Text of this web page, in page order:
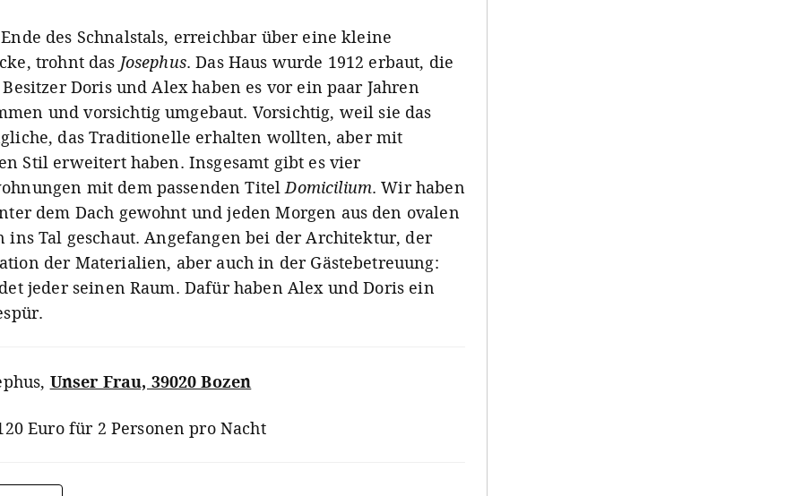
des Schnalstals, erreichbar über eine kleine
trohnt das Josephus. Das Haus wurde 1912 erbaut, die
Doris und Alex haben es vor ein paar Jahren
und vorsichtig umgebaut. Vorsichtig, weil sie das
das Traditionelle erhalten wollten, aber mit
Stil erweitert haben. Insgesamt gibt es vier
mit dem passenden TitelDomicilium. Wir haben
dem Dach gewohnt und jeden Morgen aus den ovalen
ins Tal geschaut. Angefangen bei der Architektur, der
der Materialien, aber auch in der Gästebetreuung:
jeder seinen Raum. Dafür haben Alex und Doris ein
, Unser Frau, 39020 Bozen
Euro für 2 Personen pro Nacht